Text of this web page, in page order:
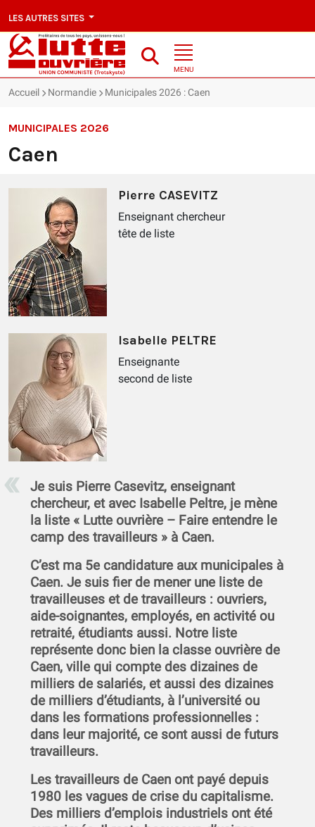
LES AUTRES SITES
MENU
Accueil Normandie Municipales 2026 : Caen
MUNICIPALES 2026
Caen
Pierre CASEVITZ
Enseignant chercheur
tête de liste
Isabelle PELTRE
Enseignante
second de liste
Je suis Pierre Casevitz, enseignant
chercheur, et avec Isabelle Peltre, je mène
la liste « Lutte ouvrière – Faire entendre le
camp des travailleurs » à Caen.
C’est ma 5e candidature aux municipales à
Caen. Je suis fier de mener une liste de
travailleuses et de travailleurs : ouvriers,
aide-soignantes, employés, en activité ou
retraité, étudiants aussi. Notre liste
représente donc bien la classe ouvrière de
Caen, ville qui compte des dizaines de
milliers de salariés, et aussi des dizaines
de milliers d’étudiants, à l’université ou
dans les formations professionnelles :
dans leur majorité, ce sont aussi de futurs
travailleurs.
Les travailleurs de Caen ont payé depuis
1980 les vagues de crise du capitalisme.
Des milliers d’emplois industriels ont été